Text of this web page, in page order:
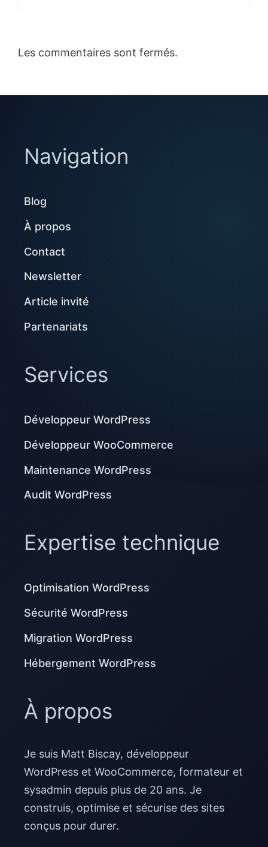
Les commentaires sont fermés.
Navigation
Blog
À propos
Contact
Newsletter
Article invité
Partenariats
Services
Développeur WordPress
Développeur WooCommerce
Maintenance WordPress
Audit WordPress
Expertise technique
Optimisation WordPress
Sécurité WordPress
Migration WordPress
Hébergement WordPress
À propos
Je suis Matt Biscay, développeur
WordPress et WooCommerce, formateur et
sysadmin depuis plus de 20 ans. Je
construis, optimise et sécurise des sites
conçus pour durer.